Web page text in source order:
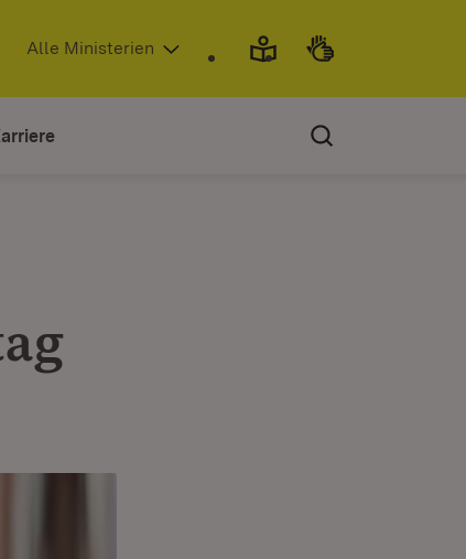
in neuem Fenster)
Alle Ministerien